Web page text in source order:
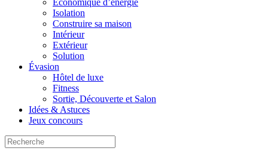
Economique d’énergie
Isolation
Construire sa maison
Intérieur
Extérieur
Solution
Évasion
Hôtel de luxe
Fitness
Sortie, Découverte et Salon
Idées & Astuces
Jeux concours